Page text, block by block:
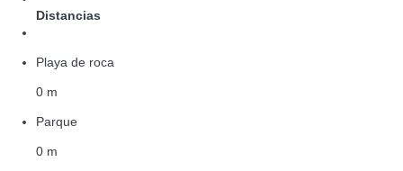
Distancias
Playa de roca
0 m
Parque
0 m